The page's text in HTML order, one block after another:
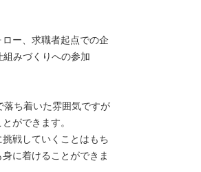
ー、求職者起点での企
みづくりへの参加
落ち着いた雰囲気ですが
ができます。
戦していくことはもち
に着けることができま